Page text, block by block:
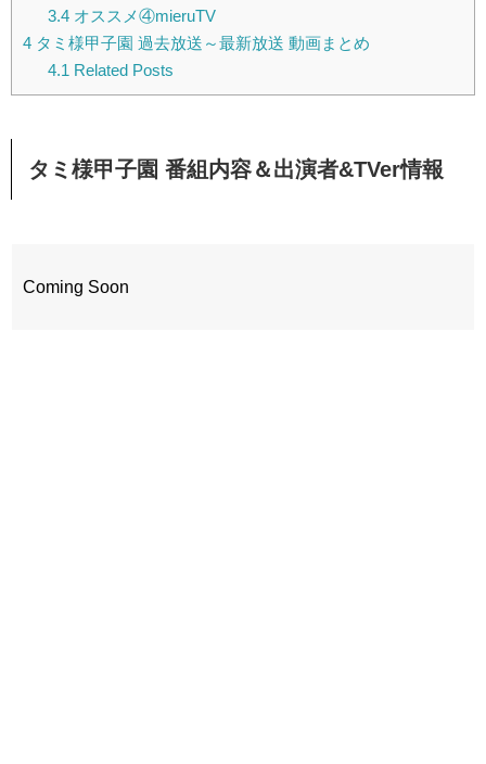
3.4オススメ④mieruTV
4 タミ様甲子園 過去放送～最新放送 動画まとめ
4.1 Related Posts
タミ様甲子園 番組内容＆出演者&TVer情報
Coming Soon